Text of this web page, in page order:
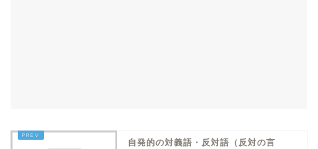
自発的の対義語・反対語（反対の言